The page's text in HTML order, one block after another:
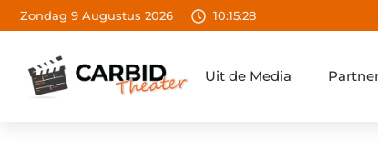
Zondag 9 Augustus 2026 10:15:29
Uit de Media